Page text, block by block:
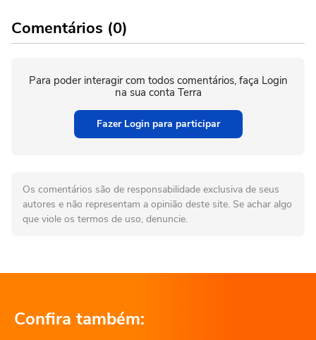
Comentários (0)
Para poder interagir com todos comentários, faça Login
na sua conta Terra
Fazer Login para participar
Os comentários são de responsabilidade exclusiva de seus
autores e não representam a opinião deste site. Se achar algo
que viole os termos de uso, denuncie.
Confira também: